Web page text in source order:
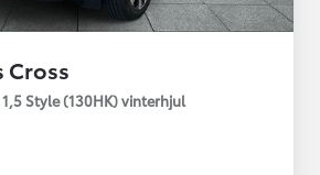
Cross
1,5 Style (130HK) vinterhjul